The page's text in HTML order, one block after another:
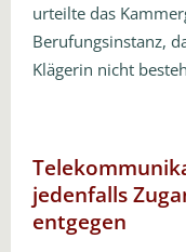
urteilte das
Berufungsinstanz,
Klägerin nicht
jedenfalls
entgegen